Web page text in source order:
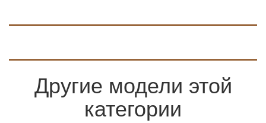
Другие модели этой
категории